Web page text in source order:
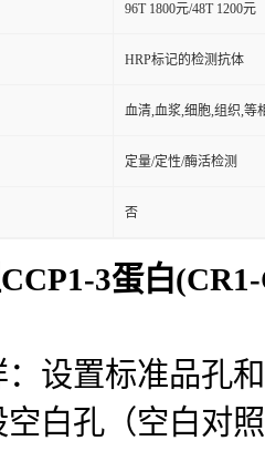
96T 1800元/48T 1200元
HRP标记的检测抗体
血清,血浆,细胞,组织,等
定量/定性/酶活检测
否
3蛋白
：设置标准品孔
空白孔（空白对